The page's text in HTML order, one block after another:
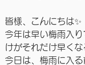
皆様、こんにちは✨
今年は早い梅雨入
けがそれだけ早く
今日は、梅雨に入